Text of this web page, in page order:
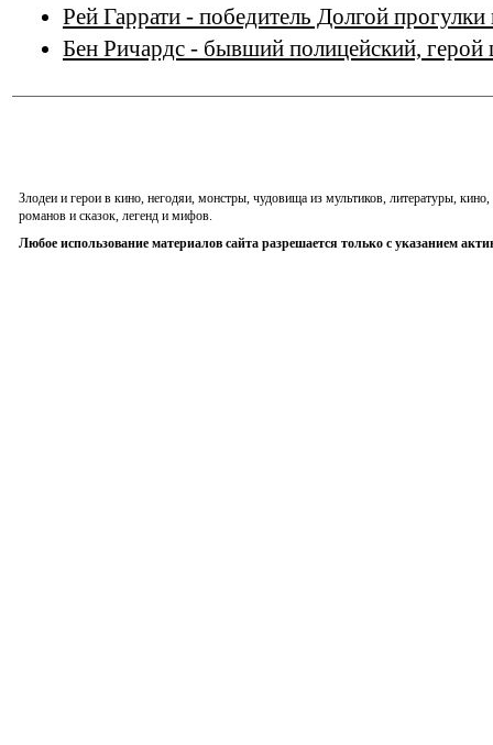
Рей Гаррати - победитель Долгой
Бен Ричардс - бывший полицейский,
Злодеи и герои в кино, негодяи, монстры, чудовища из мультиков, литературы,
романов и сказок, легенд и мифов.
Любое использование материалов сайта разрешается только с указанием